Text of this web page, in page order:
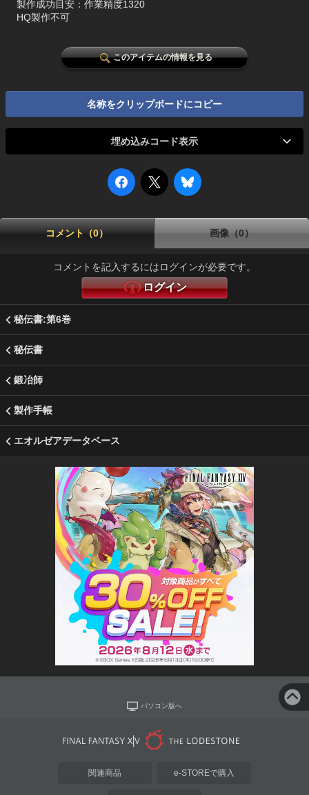
製作成功目安：作業精度1320
HQ製作不可
このアイテムの情報を見る
名称をクリップボードにコピー
埋め込みコード表示
コメント（0） 画像（0）
コメントを記入するにはログインが必要です。
ログイン
秘伝書:第6巻
秘伝書
鍛冶師
製作手帳
エオルゼアデータベース
パソコン版へ
関連商品 e-STOREで購入